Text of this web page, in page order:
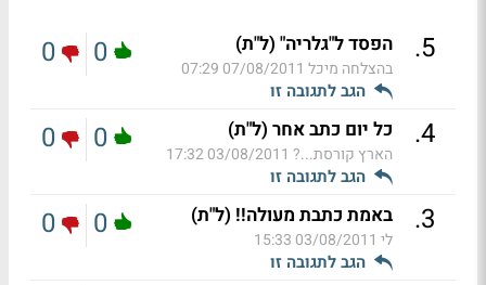
5
. הפסד ל"גלריה" (ל"ת)
בהצלחה מיכל 07/08/2011 07:29
הגב לתגובה זו
0
0
4
. כל יום כתב אחר (ל"ת)
הארץ קורסת...? 03/08/2011 17:32
הגב לתגובה זו
0
0
3
. באמת כתבת מעולה!! (ל"ת)
לי 03/08/2011 15:33
הגב לתגובה זו
0
0